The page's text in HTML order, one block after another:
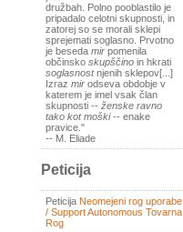
družbah. Polno pooblastilo je
pripadalo celotni skupnosti, in
zatorej so se morali sklepi
sprejemati soglasno. Prvotno
je beseda mir pomenila
občinsko skupščino in hkrati
soglasnostnjenih sklepov[...]
Izraz mir odseva obdobje v
katerem je imel vsak član
skupnosti -- ženske ravno
tako kot moški-- enake
pravice."
-- M. Eliade
Peticija
Peticija Neomejeni rog uporabe
/ Support Autonomous Tovarna
Rog